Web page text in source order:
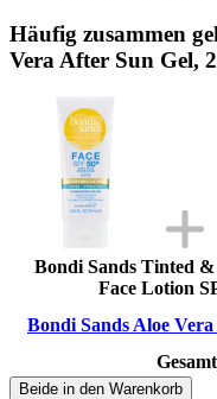
Häufig zusammen
Vera After Sun Gel,
Bondi Sands Tinted
Face Lotion
Bondi Sands Aloe
Beide in den Warenkorb